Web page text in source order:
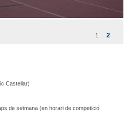
1
2
Castellar)
de setmana (en horari de competició